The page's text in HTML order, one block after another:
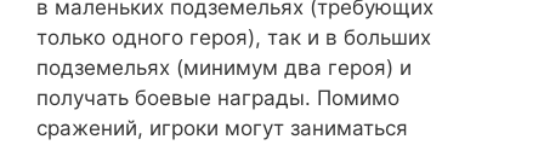
в маленьких подземельях (требующих
только одного героя), так и в больших
подземельях (минимум два героя) и
получать боевые награды. Помимо
сражений, игроки могут заниматься